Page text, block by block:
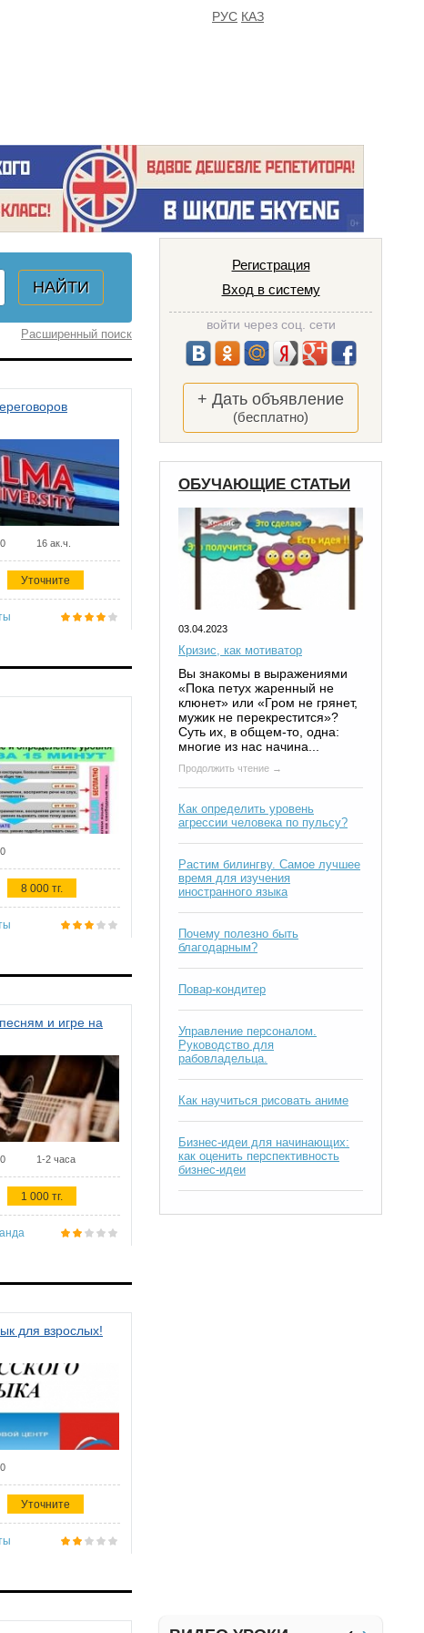
РУС КАЗ
Расширенный поиск
16 ак.ч.
Уточните
8 000 тг.
и игре на
1-2 часа
1 000 тг.
для взрослых!
Уточните
Регистрация
Вход в систему
войти через соц. сети
+ Дать объявление
(бесплатно)
ОБУЧАЮЩИЕ СТАТЬИ
03.04.2023
Кризис, как мотиватор
Вы знакомы в выражениями
«Пока петух жаренный не
клюнет» или «Гром не грянет,
мужик не перекрестится»?
Суть их, в общем-то, одна:
многие из нас начина...
Продолжить чтение →
Как определить уровень
агрессии человека по пульсу?
Растим билингву. Самое лучшее
время для изучения
иностранного языка
Почему полезно быть
благодарным?
Повар-кондитер
Управление персоналом.
Руководство для
рабовладельца.
Как научиться рисовать аниме
Бизнес-идеи для начинающих:
как оценить перспективность
бизнес-идеи